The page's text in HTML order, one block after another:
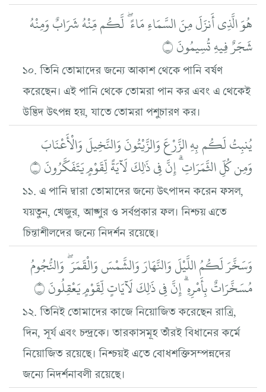
هُوَ الَّذِي أَنزَلَ مِنَ السَّمَاءِ مَاءً ۖ لَّكُم مِّنْهُ شَرَابٌ وَمِنْهُ
شَجَرٌ فِيهِ تُسِيمُونَ ۝
১০. তিনি তোমাদের জন্যে আকাশ থেকে পানি বর্ষণ
করেছেন। এই পানি থেকে তোমরা পান কর এবং এ থেকেই
উদ্ভিদ উৎপন্ন হয়, যাতে তোমরা পশুচারণ কর।
يُنبِتُ لَكُم بِهِ الزَّرْعَ وَالزَّيْتُونَ وَالنَّخِيلَ وَالْأَعْنَابَ
وَمِن كُلِّ الثَّمَرَاتِ ۗ إِنَّ فِي ذَٰلِكَ لَآيَةً لِّقَوْمٍ يَتَفَكَّرُونَ ۝
১১. এ পানি দ্বারা তোমাদের জন্যে উৎপাদন করেন ফসল,
যয়তুন, খেজুর, আঙ্গুর ও সর্বপ্রকার ফল। নিশ্চয় এতে
চিন্তাশীলদের জন্যে নিদর্শন রয়েছে।
وَسَخَّرَ لَكُمُ اللَّيْلَ وَالنَّهَارَ وَالشَّمْسَ وَالْقَمَرَ ۖ وَالنُّجُومُ
مُسَخَّرَاتٌ بِأَمْرِهِ ۗ إِنَّ فِي ذَٰلِكَ لَآيَاتٍ لِّقَوْمٍ يَعْقِلُونَ ۝
১২. তিনিই তোমাদের কাজে নিয়োজিত করেছেন রাত্রি,
দিন, সূর্য এবং চন্দ্রকে। তারকাসমূহ তাঁরই বিধানের কর্মে
নিয়োজিত রয়েছে। নিশ্চয়ই এতে বোধশক্তিসম্পন্নদের
জন্যে নিদর্শনাবলী রয়েছে।